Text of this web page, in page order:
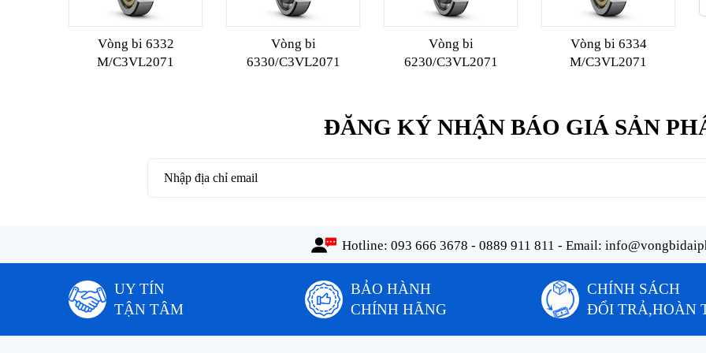
Vòng bi 6332
M/C3VL2071
Vòng bi
6330/C3VL2071
Vòng bi
6230/C3VL2071
Vòng bi 6334
M/C3VL2071
ĐĂNG KÝ NHẬN BÁO GIÁ SẢN
Hotline: 093 666 3678 - 0889 911 811 - Email:
UY TÍN
TẬN TÂM
BẢO HÀNH
CHÍNH HÃNG
CHÍNH SÁCH
ĐỔI TRẢ,HOÀN